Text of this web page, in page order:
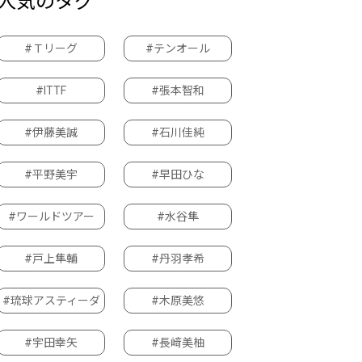
#Ｔリーグ #テンオール
#ITTF #張本智和
#伊藤美誠 #石川佳純
#平野美宇 #早田ひな
#ワールドツアー #水谷隼
#戸上隼輔 #丹羽孝希
#琉球アスティーダ #木原美悠
#宇田幸矢 #長﨑美柚